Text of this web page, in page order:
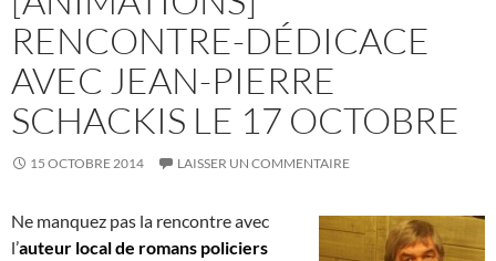
RENCONTRE-DÉDICACE
AVEC JEAN-PIERRE
SCHACKIS LE 17 OCTOBRE
15 OCTOBRE 2014 LAISSER UN COMMENTAIRE
Ne manquez pas la rencontre avec
l’auteur local de romans policiers